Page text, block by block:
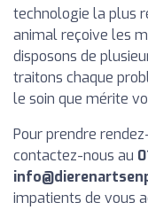
technologie la plus
animal reçoive les
disposons de
traitons chaque
le soin que mérite
Pour prendre
contactez-nous au
impatients de vous